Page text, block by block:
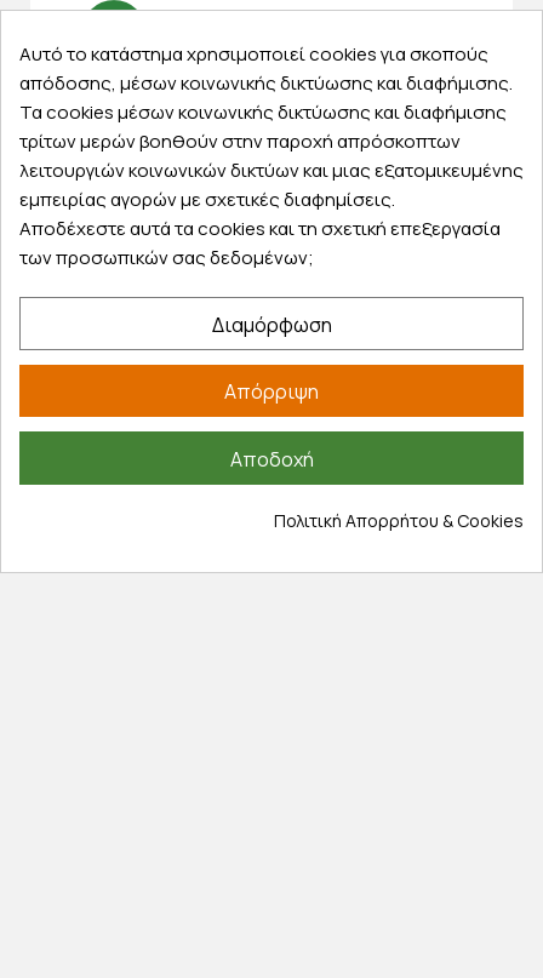
Express αποστολές
Κάντε σήμερα την παραγγελία σας και
παραλάβετε αύριο στην πόρτα σας
Εξυπηρέτηση πελατών
Λογαριασμός
Τρόποι παραγγελίας
Έξοδα αποστολής
Αυτό το κατάστημα χρησιμοποιεί cookies για σκοπούς
απόδοσης, μέσων κοινωνικής δικτύωσης και διαφήμισης.
Τα cookies μέσων κοινωνικής δικτύωσης και διαφήμισης
τρίτων μερών βοηθούν στην παροχή απρόσκοπτων
λειτουργιών κοινωνικών δικτύων και μιας εξατομικευμένης
εμπειρίας αγορών με σχετικές διαφημίσεις.
Αποδέχεστε αυτά τα cookies και τη σχετική επεξεργασία
των προσωπικών σας δεδομένων;
Διαμόρφωση
Απόρριψη
Αποδοχή
Πολιτική Απορρήτου & Cookies